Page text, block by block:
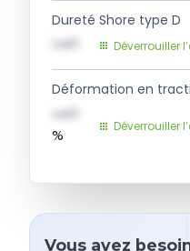
Dureté Shore type D
val1 Déverrouiller
Déformation en
val1
%
Déverrouiller
Vous avez